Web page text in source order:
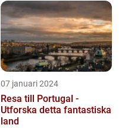
07 januari 2024
Resa till Portugal -
Utforska detta fantastiska
land